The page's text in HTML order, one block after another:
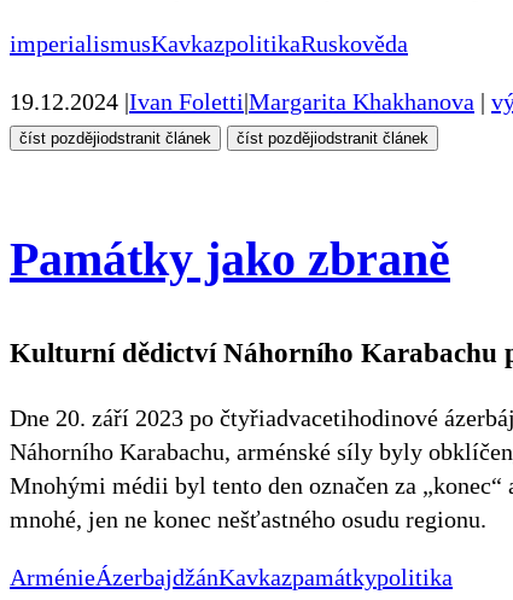
imperialismusKavkazpolitikaRuskověda
19.12.2024 |Ivan Foletti|Margarita Khakhanova |
číst pozdějiodstranit článek číst pozdějiodstranit článek
Památky jako zbraně
Kulturní dědictví Náhorního Karabachu
Dne 20. září 2023 po čtyřiadvacetihodinové
Náhorního Karabachu, arménské síly byly
Mnohými médii byl tento den označen za
mnohé, jen ne konec nešťastného osudu regionu.
ArménieÁzerbajdžánKavkazpamátkypolitika